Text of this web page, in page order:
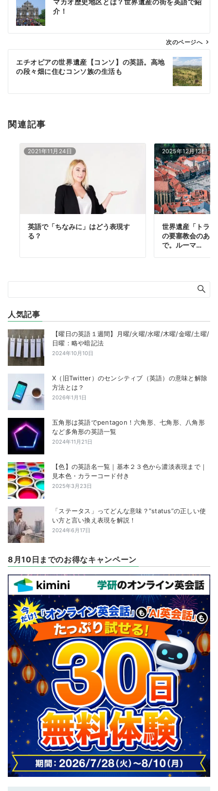
ン
介！
次のページへ
エチオピアの世界遺産【コンソ】の英語。高地
の段々畑に住むコンソ族の生活も
関連記事
2021年11月24日
英語で「ちなみに」はどう表現す
る？
2025年12月13日
世界遺産「トラ
の要塞教会のあ
で。ルーマ…
人気記事
【曜日の英語１週間】月曜/火曜/水曜/木曜/金曜/土曜/
日曜：略や暗記法
2024年10月10日
X（旧Twitter）のセンシティブ（英語）の意味と解除
方法とは？
2026年1月1日
五角形は英語でpentagon！六角形、七角形、八角形
など多角形の英語一覧
2024年11月21日
【色】の英語名一覧｜基本２３色から濃淡表現まで｜
見本色・カラーコード付き
2025年3月23日
「ステータス」ってどんな意味？”status”の正しい使
い方と言い換え表現を解説！
2024年6月17日
8月10日までのお得なキャンペーン